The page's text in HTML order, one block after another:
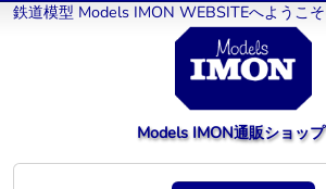
鉄道模型 Models IMON WEBSITEへようこそ
Models IMON通販ショップ